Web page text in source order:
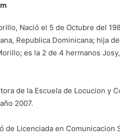
Nació el 5 de Octubre del
Republica Dominicana; hija
es la 2 de 4 hermanos
de la Escuela de Locucion y
2007.
de Licenciada en Comunicacion